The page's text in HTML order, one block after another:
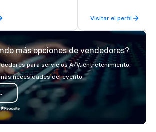
experience and
customer
We deliver
designed to
experience
to finish. We are
creative, advanced
digital,
in-person events of
Visitar el perfil
más opciones de vendedores?
para servicios A/V, entretenimiento,
necesidades del evento.